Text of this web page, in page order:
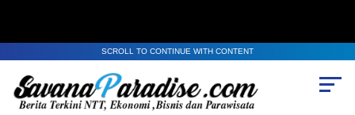
SCROLL TO CONTINUE WITH CONTENT